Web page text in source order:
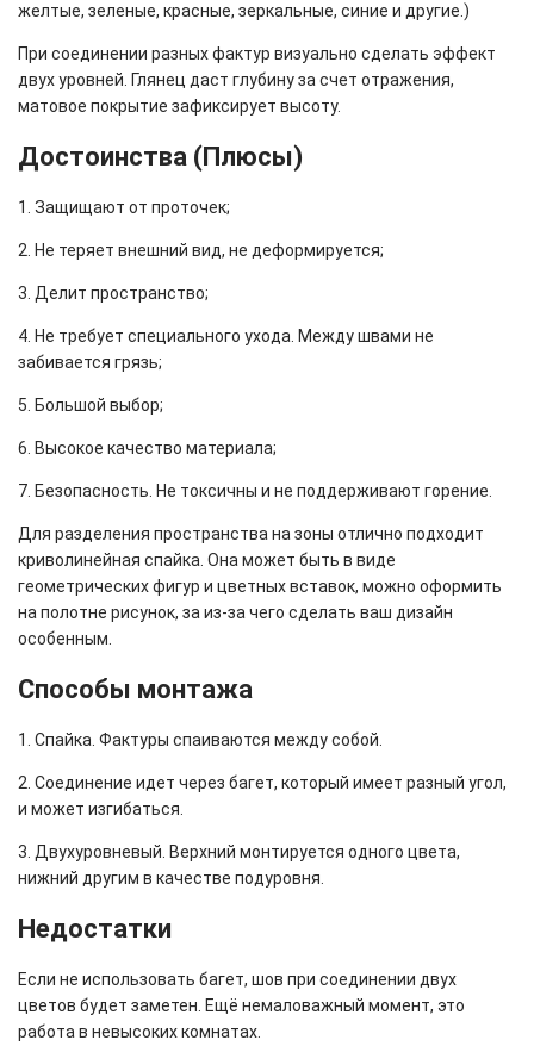
желтые, зеленые, красные, зеркальные, синие и другие.)
При соединении разных фактур визуально сделать эффект
двух уровней. Глянец даст глубину за счет отражения,
матовое покрытие зафиксирует высоту.
Достоинства (Плюсы)
1. Защищают от проточек;
2. Не теряет внешний вид, не деформируется;
3. Делит пространство;
4. Не требует специального ухода. Между швами не
забивается грязь;
5. Большой выбор;
6. Высокое качество материала;
7. Безопасность. Не токсичны и не поддерживают горение.
Для разделения пространства на зоны отлично подходит
криволинейная спайка. Она может быть в виде
геометрических фигур и цветных вставок, можно оформить
на полотне рисунок, за из-за чего сделать ваш дизайн
особенным.
Способы монтажа
1. Спайка. Фактуры спаиваются между собой.
2. Соединение идет через багет, который имеет разный угол,
и может изгибаться.
3. Двухуровневый. Верхний монтируется одного цвета,
нижний другим в качестве подуровня.
Недостатки
Если не использовать багет, шов при соединении двух
цветов будет заметен. Ещё немаловажный момент, это
работа в невысоких комнатах.